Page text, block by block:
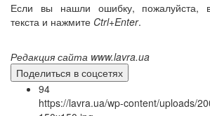
Если вы нашли ошибку, пожалуйста,
текста и нажмите Ctrl+Enter.
Редакция сайта www.lavra.ua
Поделиться в соцсетях
94
https://lavra.ua/wp-content/uploads/